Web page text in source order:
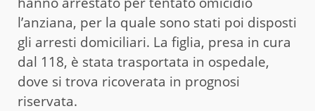
l’anziana, per la quale sono stati poi disposti
gli arresti domiciliari. La figlia, presa in cura
dal 118, è stata trasportata in ospedale,
dove si trova ricoverata in prognosi
riservata.